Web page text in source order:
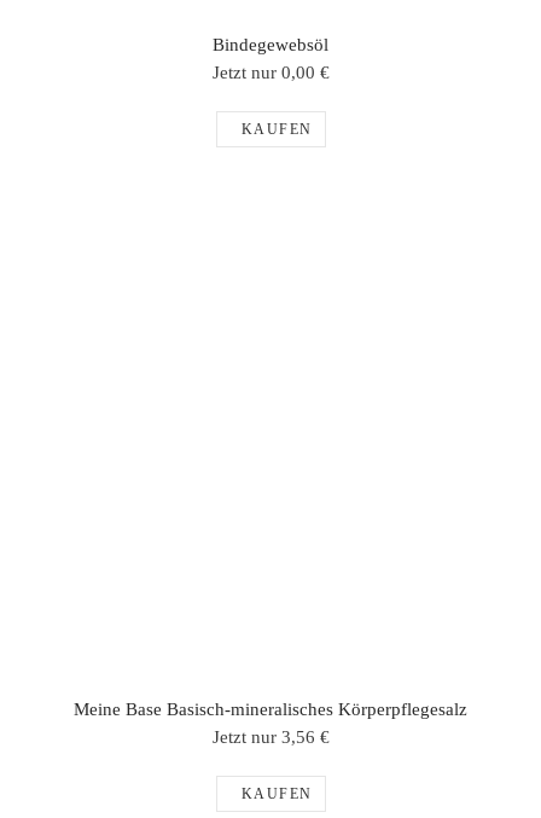
Bindegewebsöl
Jetzt nur 0,00 €
KAUFEN
Meine Base Basisch-mineralisches Körperpflegesalz
Jetzt nur 3,56 €
KAUFEN